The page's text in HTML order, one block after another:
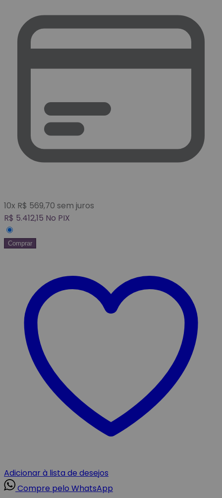
10x R$ 569,70 sem juros
R$ 5.412,15 No PIX
Comprar
Adicionar à lista de desejos
Compre pelo WhatsApp